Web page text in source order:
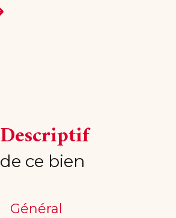
descriptif
de ce bien
Général